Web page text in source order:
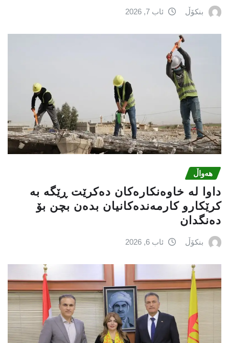
بنکۆڵ ئاب 7, 2026
هەواڵ
داوا لە خاوەنکارەکان دەکرێت ڕێگە بە
کرێکارو کارمەندەکانیان بدەن بچن بۆ
دەنگدان
بنکۆڵ ئاب 6, 2026